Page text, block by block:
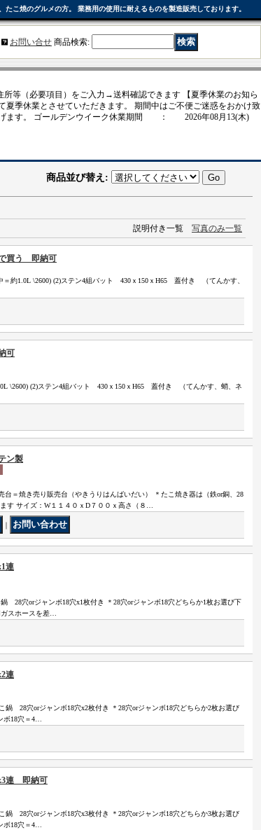
こ焼のグルメの方。 業務用の使用に耐えるものを製造販売しております。
お問い合せ 商品検索:
等（必要項目）をご入力→送料確認できます 【夏季休業のお知ら
季休業とさせていただきます。 期間中はご不便ご迷惑をおかけ致
げます。 ゴールデンウイーク休業期間 ： 2026年08月13(木)
商品並び替え :
説明付き一覧 写真のみ一覧
買う 即納可
約1.0L \2600) (2)ステン4組バット 430ｘ150ｘH65 蓋付き （てんかす、
可
\2600) (2)ステン4組バット 430ｘ150ｘH65 蓋付き （てんかす、蛸、ネ
ン製
＝焼き売り販売台（やきうりはんばいだい） ＊たこ焼き器は（鉄or銅、28
す サイズ：W１１４０ｘD７００ｘ高さ（８…
｜
連
28穴orジャンボ18穴x1枚付き ＊28穴orジャンボ18穴どちらか1枚お選び下
スホースを差…
連
28穴orジャンボ18穴x2枚付き ＊28穴orジャンボ18穴どちらか2枚お選び
ボ18穴＝4…
連 即納可
28穴orジャンボ18穴x3枚付き ＊28穴orジャンボ18穴どちらか3枚お選び
ボ18穴＝4…